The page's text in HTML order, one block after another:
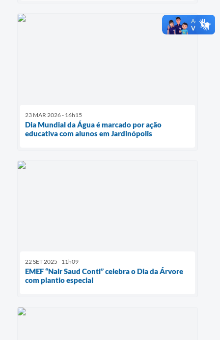
23 MAR 2026 - 16h15
Dia Mundial da Água é marcado por ação
educativa com alunos em Jardinópolis
22 SET 2025 - 11h09
EMEF “Nair Saud Conti” celebra o Dia da Árvore
com plantio especial